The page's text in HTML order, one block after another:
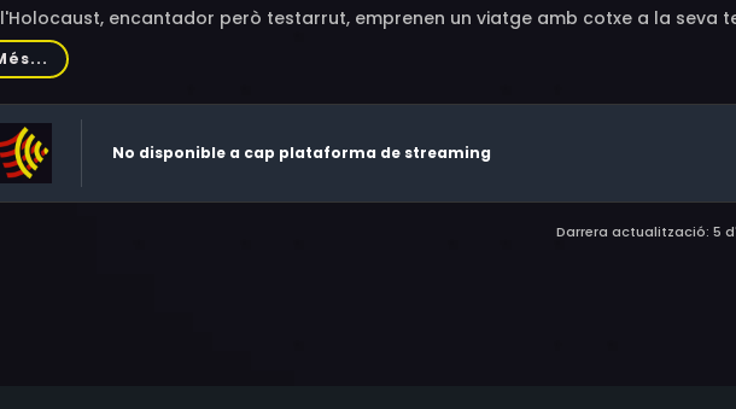
encantador però testarrut, emprenen un viatge amb cotxe a la seva
un retrobament entre tots dos i el seu passat. Mentre Ruth està
de la seva família, Edek emprendrà el viatge amb els seus propis plans, Es
de superació de vells traumes i, a més, en un tresor inesperat...
No disponible a cap plataforma de streaming
Darrera actualització: 5